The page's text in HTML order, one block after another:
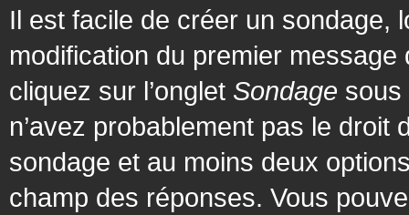
Il est facile de créer un sondage,
modification du premier
cliquez sur l’onglet Sondage sous
n’avez probablement pas le
sondage et au moins deux
champ des réponses. Vous